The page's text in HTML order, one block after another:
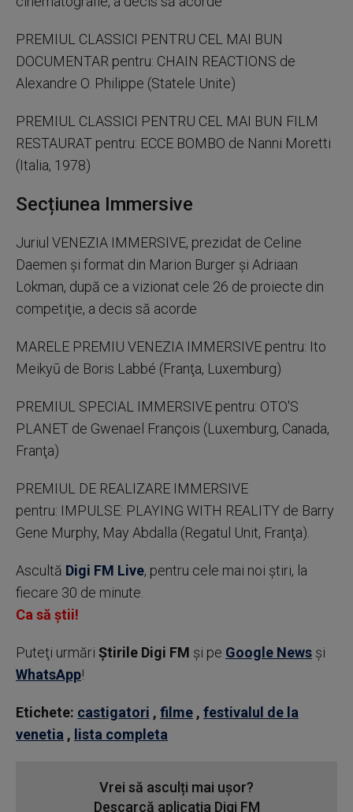
PREMIUL CLASSICI PENTRU CEL MAI BUN
DOCUMENTAR pentru: CHAIN REACTIONS de
Alexandre O. Philippe (Statele Unite)
PREMIUL CLASSICI PENTRU CEL MAI BUN FILM
RESTAURAT pentru: ECCE BOMBO de Nanni Moretti
(Italia, 1978)
Secțiunea Immersive
Juriul VENEZIA IMMERSIVE, prezidat de Celine
Daemen şi format din Marion Burger şi Adriaan
Lokman, după ce a vizionat cele 26 de proiecte din
competiţie, a decis să acorde
MARELE PREMIU VENEZIA IMMERSIVE pentru: Ito
Meikyū de Boris Labbé (Franţa, Luxemburg)
PREMIUL SPECIAL IMMERSIVE pentru: OTO'S
PLANET de Gwenael François (Luxemburg, Canada,
Franţa)
PREMIUL DE REALIZARE IMMERSIVE
pentru: IMPULSE: PLAYING WITH REALITY de Barry
Gene Murphy, May Abdalla (Regatul Unit, Franţa).
Ascultă Digi FM Live, pentru cele mai noi știri, la
fiecare 30 de minute.
Ca să știi!
Puteţi urmări Știrile Digi FM şi pe Google News şi
WhatsApp!
Etichete: castigatori , filme , festivalul de la
venetia , lista completa
Vrei să asculți mai ușor?
Descarcă aplicația Digi FM